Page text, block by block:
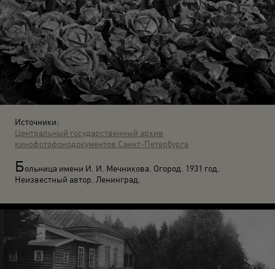
Источники:
Центральный государственный архив
кинофотофонодокументов Санкт-Петербурга
Больница имени И. И. Мечникова. Огород. 1931 год.
Неизвестный автор. Ленинград.